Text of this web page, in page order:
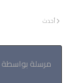
أحدث
مرسلة بواسطة